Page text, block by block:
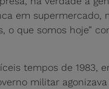
em supermercado,
o que somos hoje”
tempos de 1983,
militar